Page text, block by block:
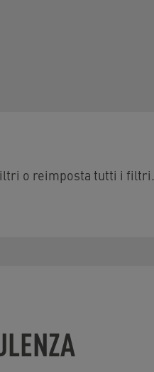
o reimposta tutti i filtri.